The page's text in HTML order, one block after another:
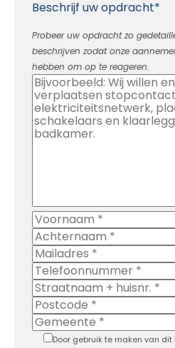
Beschrijf uw opdracht*
Probeer uw opdracht zo
beschrijven zodat onze
hebben om op te reageren.
Door gebruik te maken van